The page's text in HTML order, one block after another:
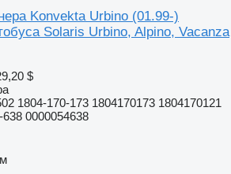
Konvekta Urbino (01.99-)
Solaris Urbino, Alpino, Vacanza
$
1804-170-173 1804170173 1804170121
0000054638